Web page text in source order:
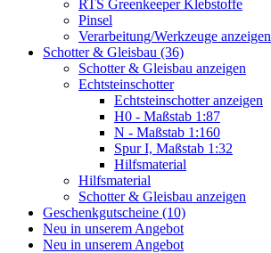
RTS Greenkeeper Klebstoffe
Pinsel
Verarbeitung/Werkzeuge anzeigen
Schotter & Gleisbau (36)
Schotter & Gleisbau anzeigen
Echtsteinschotter
Echtsteinschotter anzeigen
H0 - Maßstab 1:87
N - Maßstab 1:160
Spur I, Maßstab 1:32
Hilfsmaterial
Hilfsmaterial
Schotter & Gleisbau anzeigen
Geschenkgutscheine (10)
Neu in unserem Angebot
Neu in unserem Angebot